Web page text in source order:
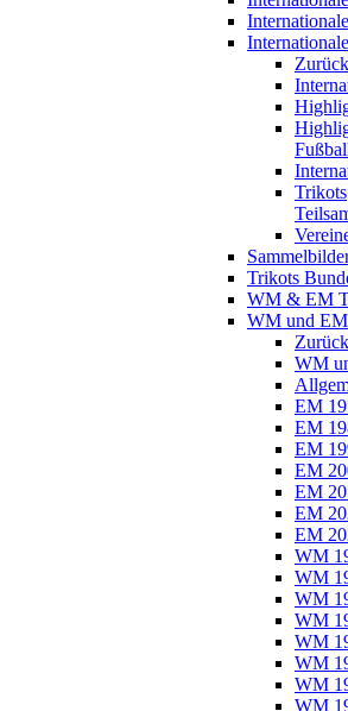
Zurück
Trikots
Trikots
WM & EM
WM und EM
Zurück
WM
EM
EM
EM
EM
EM
EM
EM
WM
WM
WM
WM
WM
WM
WM
WM